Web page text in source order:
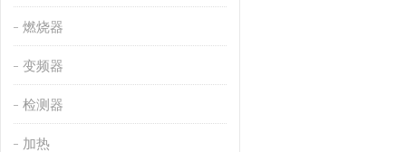
燃烧器
变频器
检测器
加热